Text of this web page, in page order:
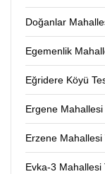
Doğanlar
Egemenlik
Eğridere Köyü
Ergene Mahallesi
Erzene Mahallesi
Evka-3 Mahallesi